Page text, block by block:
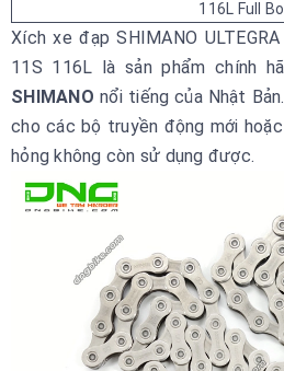
Xích xe đạp SHIMANO
11S 116L là sản phẩm chính
SHIMANO nổi tiếng của Nhật
cho các bộ truyền động mới
hỏng không còn sử dụng được.